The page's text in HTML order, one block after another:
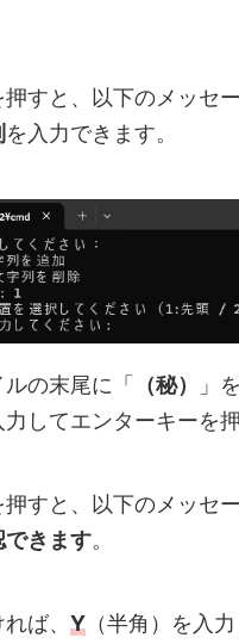
すと、以下のメッセー
を入力できます。
の末尾に「 （秘）
」
力してエンターキーを押
すと、以下のメッセー
できます。
ば、 Y （半角）を入